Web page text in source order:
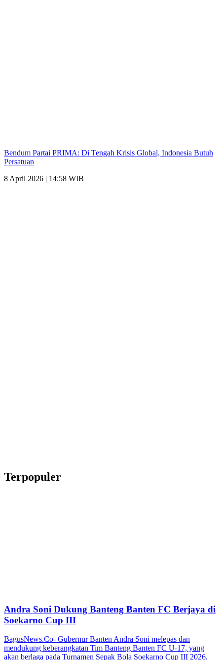
Bendum Partai PRIMA: Di Tengah Krisis Global, Indonesia Butuh
Persatuan
8 April 2026 | 14:58 WIB
Terpopuler
Andra Soni Dukung Banteng Banten FC Berjaya di
Soekarno Cup III
BagusNews.Co- Gubernur Banten Andra Soni melepas dan
mendukung keberangkatan Tim Banteng Banten FC U-17, yang
akan berlaga pada Turnamen Sepak Bola Soekarno Cup III 2026,